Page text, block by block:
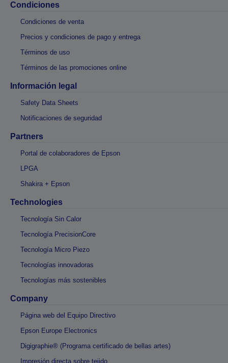
Condiciones
Condiciones de venta
Precios y condiciones de pago y entrega
Términos de uso
Términos de las promociones online
Información legal
Safety Data Sheets
Notificaciones de seguridad
Partners
Portal de colaboradores de Epson
LPGA
Shakira + Epson
Technologies
Tecnología Sin Calor
Tecnología PrecisionCore
Tecnología Micro Piezo
Tecnologías innovadoras
Tecnologías más sostenibles
Company
Página web del Equipo Directivo
Epson Europe Electronics
Digigraphie® (Programa certificado de bellas artes)
Impresión directa sobre tejido